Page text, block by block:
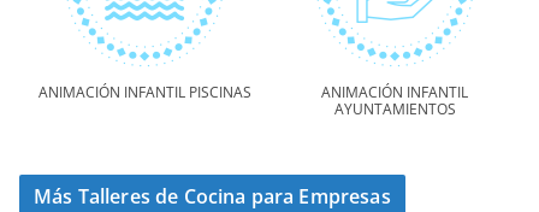
ANIMACIÓN INFANTIL PISCINAS
ANIMACIÓN INFANTIL
AYUNTAMIENTOS
Más Talleres de Cocina para Empresas